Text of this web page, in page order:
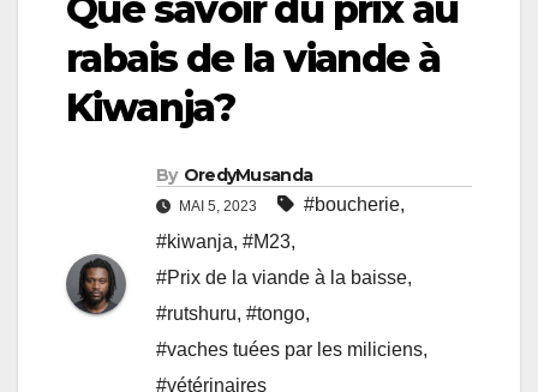
rabais de la viande à
Kiwanja?
By OredyMusanda
MAI 5, 2023 #boucherie,
#kiwanja, #M23,
#Prix de la viande à la baisse,
#rutshuru, #tongo,
#vaches tuées par les miliciens,
#vétérinaires